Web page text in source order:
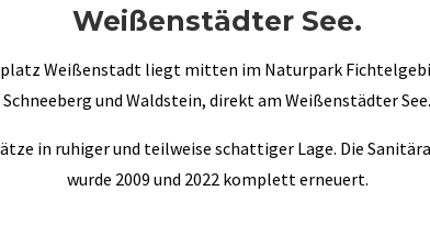
Weißenstädter See.
Weißenstadt liegt mitten im Naturpark
Schneeberg und Waldstein, direkt am Weißenstädter See.
in ruhiger und teilweise schattiger Lage. Die
wurde 2009 und 2022 komplett erneuert.